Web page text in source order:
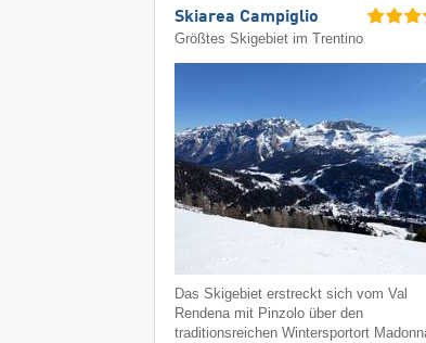
Skiarea Campiglio
Größtes Skigebiet im Trentino
Das Skigebiet erstreckt sich vom Val
Rendena mit Pinzolo über den
traditionsreichen Wintersportort